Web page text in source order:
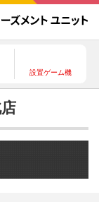
設置ゲーム機